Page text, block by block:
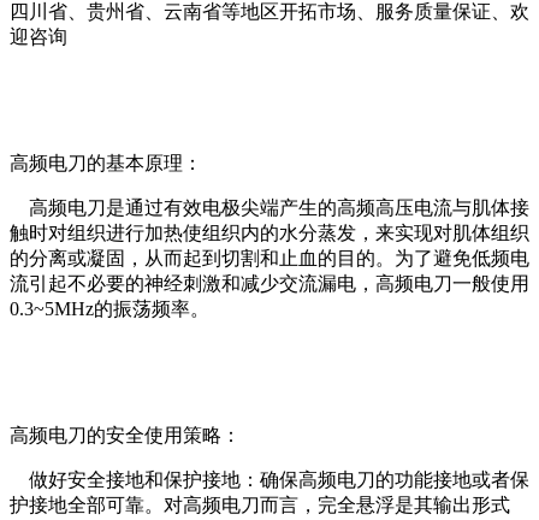
四川省、贵州省、云南省等地区开拓市场、服务质量保证、欢
迎咨询
高频电刀的基本原理：
高频电刀是通过有效电极尖端产生的高频高压电流与肌体接
触时对组织进行加热使组织内的水分蒸发，来实现对肌体组织
的分离或凝固，从而起到切割和止血的目的。为了避免低频电
流引起不必要的神经刺激和减少交流漏电，高频电刀一般使用
0.3~5MHz的振荡频率。
高频电刀的安全使用策略：
做好安全接地和保护接地：确保高频电刀的功能接地或者保
护接地全部可靠。对高频电刀而言，完全悬浮是其输出形式